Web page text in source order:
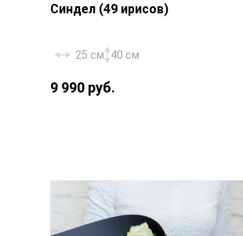
лента.
Синдел (49 ирисов)
25 см 40 см
9 990 руб.